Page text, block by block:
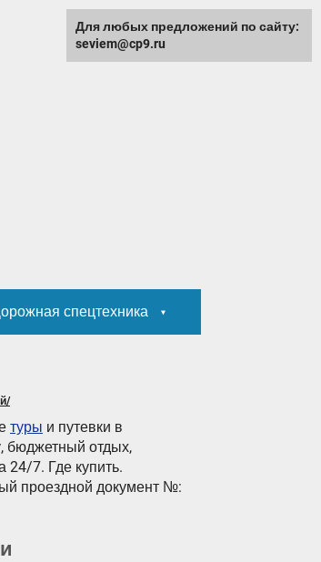
спецтехника
туры и путевки в
бюджетный отдых,
24/7. Где купить.
проездной документ №:
Для любых предложений по сайту:
seviem@cp9.ru